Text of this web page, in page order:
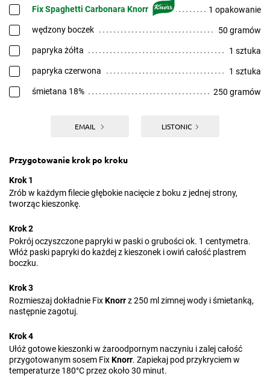
Fix Spaghetti Carbonara Knorr 1 opakowanie
wędzony boczek 50 gramów
papryka żółta 1 sztuka
papryka czerwona 1 sztuka
śmietana 18% 250 gramów
EMAIL LISTONIC
Przygotowanie krok po kroku
Krok 1
Zrób w każdym filecie głębokie nacięcie z boku z jednej strony,
tworząc kieszonkę.
Krok 2
Pokrój oczyszczone papryki w paski o grubości ok. 1 centymetra.
Włóż paski papryki do każdej z kieszonek i owiń całość plastrem
boczku.
Krok 3
Rozmieszaj dokładnie FixKnorrz 250 ml zimnej wody i śmietanką,
następnie zagotuj.
Krok 4
Ułóż gotowe kieszonki w żaroodpornym naczyniu i zalej całość
przygotowanym sosem FixKnorr. Zapiekaj pod przykryciem w
temperaturze 180°C przez około 30 minut.